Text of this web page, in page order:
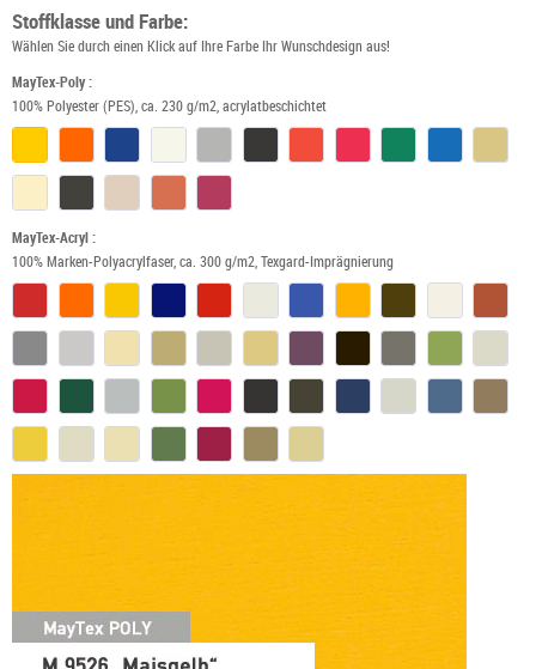
Stoffklasse und Farbe:
Wählen Sie durch einen Klick auf Ihre Farbe Ihr Wunschdesign aus!
MayTex-Poly :
100% Polyester (PES), ca. 230 g/m2, acrylatbeschichtet
MayTex-Acryl :
100% Marken-Polyacrylfaser, ca. 300 g/m2, Texgard-Imprägnierung